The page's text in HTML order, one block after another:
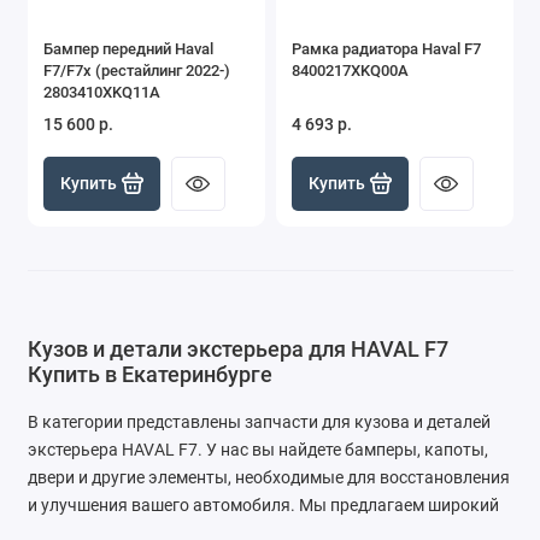
Бампер передний Haval
F7/F7x (рестайлинг 2022-)
2803410XKQ11A
15 600 р.
Купить
Рамка радиатора Haval F7
8400217XKQ00A
4 693 р.
Купить
Кузов и детали экстерьера для HAVAL F7
Купить в Екатеринбурге
В категории представлены запчасти для кузова и деталей
экстерьера HAVAL F7. У нас вы найдете бамперы, капоты,
двери и другие элементы, необходимые для восстановления
и улучшения вашего автомобиля. Мы предлагаем широкий